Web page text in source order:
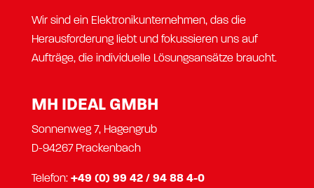
Wir sind ein Elektronikunternehmen, das die
Herausforderung liebt und fokussieren uns auf
Aufträge, die individuelle Lösungsansätze braucht.
MH IDEAL GMBH
Sonnenweg 7, Hagengrub
D-94267 Prackenbach
Telefon: +49 (0) 99 42 / 94 88 4-0